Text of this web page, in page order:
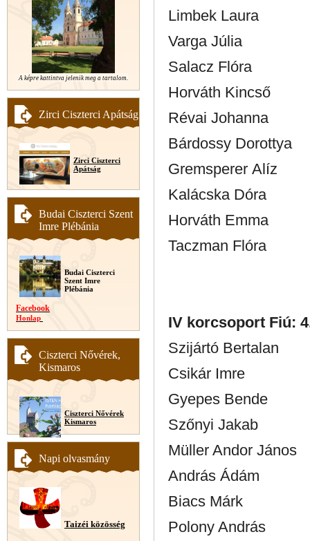
A képre kattintva jelenik meg a tartalom.
Zirci Ciszterci Apátság
Zirci Ciszterci
Apátság
Budai Ciszterci Szent
Imre Plébánia
Budai Ciszterci
Szent Imre
Plébánia
Facebook
Honlap
Ciszterci Nővérek,
Kismaros
Ciszterci Nővérek
Kismaros
Napi olvasmány
Taizéi közösség
Limbek Laura
Varga Júlia
Salacz Flóra
Horváth Kincső
Révai Johanna
Bárdossy Dorottya
Gremsperer Alíz
Kalácska Dóra
Horváth Emma
Taczman Flóra
IV korcsoport Fiú:
Szijártó Bertalan
Csikár Imre
Gyepes Bende
Szőnyi Jakab
Müller Andor János
András Ádám
Biacs Márk
Polony András